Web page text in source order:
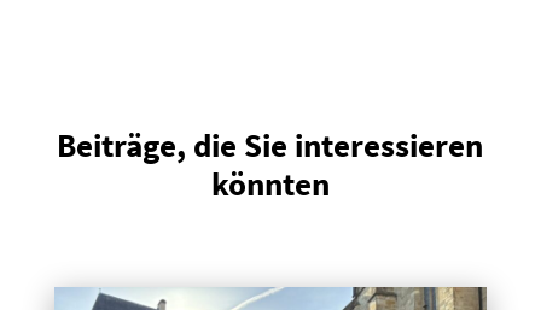
Beiträge, die Sie interessieren
könnten